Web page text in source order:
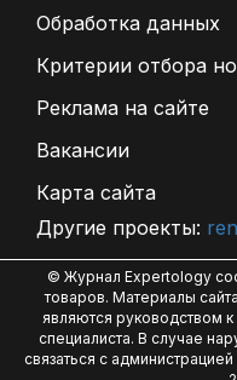
Обработка данных
Критерии отбора
Реклама на сайте
Вакансии
Карта сайта
Другие проекты:
© Журнал Expertology
товаров. Материалы
являются руководством
специалиста. В случае
связаться с